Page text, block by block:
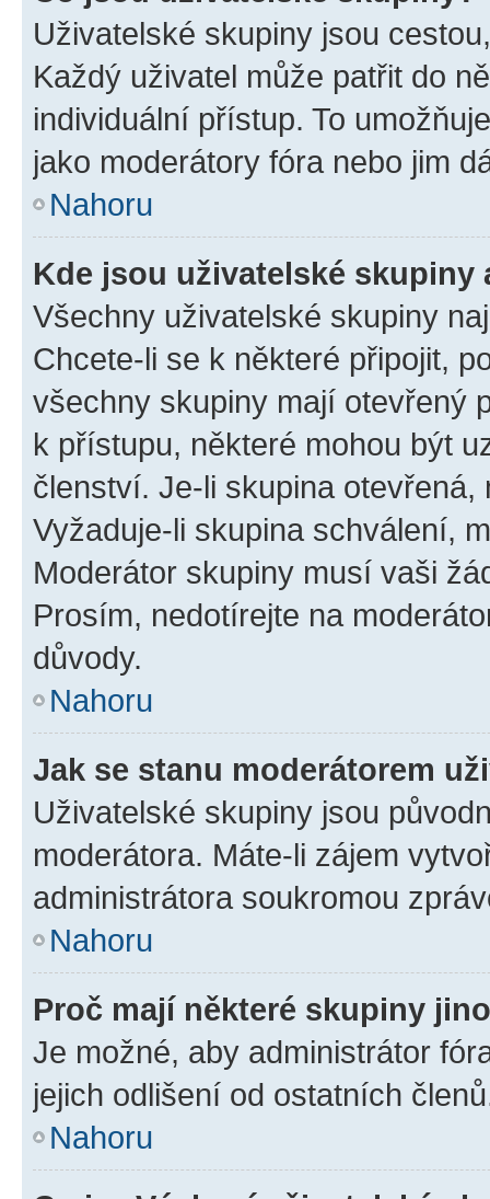
Uživatelské skupiny jsou
Každý uživatel může patřit do
individuální přístup. To
jako moderátory fóra nebo jim
Nahoru
Kde jsou uživatelské skupiny
Všechny uživatelské skupiny
Chcete-li se k některé připojit,
všechny skupiny mají otevřený
k přístupu, některé mohou být
členství. Je-li skupina
Vyžaduje-li skupina schválení,
Moderátor skupiny musí vaši
Prosím, nedotírejte na
důvody.
Nahoru
Jak se stanu moderátorem
Uživatelské skupiny jsou
moderátora. Máte-li zájem
administrátora soukromou
Nahoru
Proč mají některé skupiny
Je možné, aby administrátor
jejich odlišení od ostatních
Nahoru